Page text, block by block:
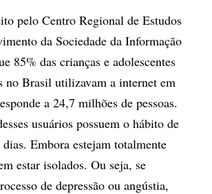
pelo Centro Regional de Estudos
da Sociedade da Informação
85% das crianças e adolescentes
no Brasil utilizavam a internet em
a 24,7 milhões de pessoas.
usuários possuem o hábito de
dias. Embora estejam totalmente
estar isolados. Ou seja, se
de depressão ou angústia,